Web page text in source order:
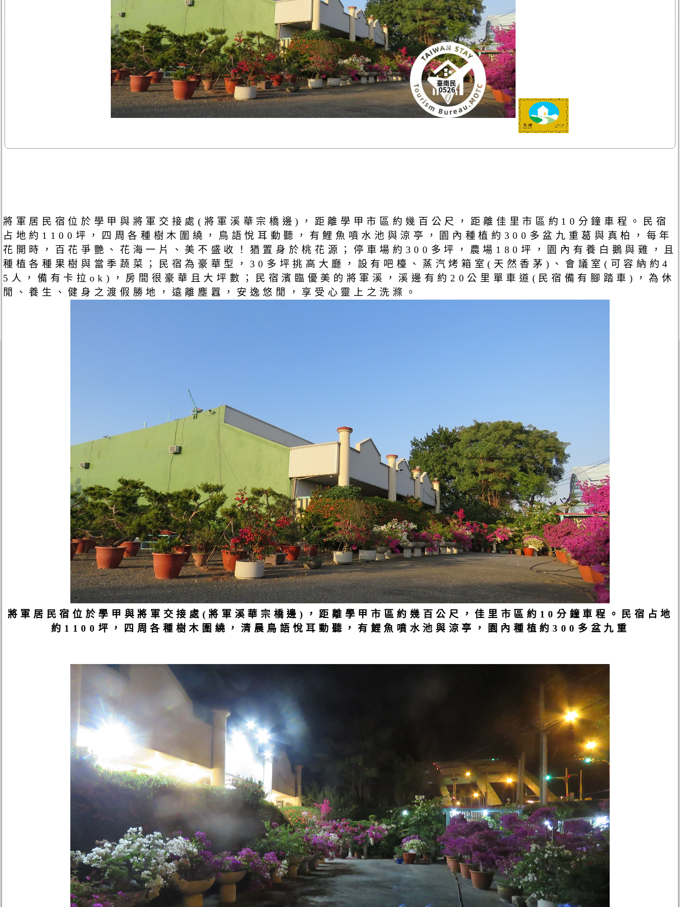
將軍居民宿位於學甲與將軍交接處(將軍溪華宗橋邊)，距離學甲市區約幾百公尺，距離佳里市區約10分鐘車程。民宿
占地約1100坪，四周各種樹木圍繞，鳥語悅耳動聽，有鯉魚噴水池與涼亭，園內種植約300多盆九重葛與真柏，每年
花開時，百花爭艷、花海一片、美不盛收！猶置身於桃花源；停車場約300多坪，農場180坪，園內有養白鵝與雞，且
種植各種果樹與當季蔬菜；民宿為豪華型，30多坪挑高大廳，設有吧檯、蒸汽烤箱室(天然香茅)、會議室(可容納約4
5人，備有卡拉ok)，房間很豪華且大坪數；民宿濱臨優美的將軍溪，溪邊有約20公里單車道(民宿備有腳踏車)，為休
閒、養生、健身之渡假勝地，遠離塵囂，安逸悠閒，享受心靈上之洗滌。
將軍居民宿位於學甲與將軍交接處(將軍溪華宗橋邊)，距離學甲市區約幾百公尺，佳里市區約10分鐘車程。民宿占地
約1100坪，四周各種樹木圍繞，清晨鳥語悅耳動聽，有鯉魚噴水池與涼亭，園內種植約300多盆九重